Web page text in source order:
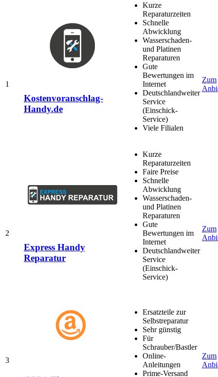
1
Kostenvoranschlag-
Handy.de
Kurze
Reparaturzeiten
Schnelle
Abwicklung
Wasserschaden-
und Platinen
Reparaturen
Gute
Bewertungen im
Internet
Deutschlandweiter
Service
(Einschick-
Service)
Viele Filialen
Zum
2
Express Handy
Reparatur
Kurze
Reparaturzeiten
Faire Preise
Schnelle
Abwicklung
Wasserschaden-
und Platinen
Reparaturen
Gute
Bewertungen im
Internet
Deutschlandweiter
Service
(Einschick-
Service)
Zum
3
Ersatzteile zur
Selbstreparatur
Sehr günstig
Für
Schrauber/Bastler
Online-
Anleitungen
Prime-Versand
Zum